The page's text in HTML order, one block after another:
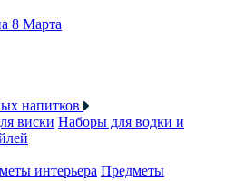
8 Марта
напитков
виски Наборы для водки и
интерьера Предметы